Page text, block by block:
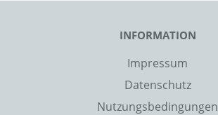
INFORMATION
Impressum
Datenschutz
Nutzungsbedingungen